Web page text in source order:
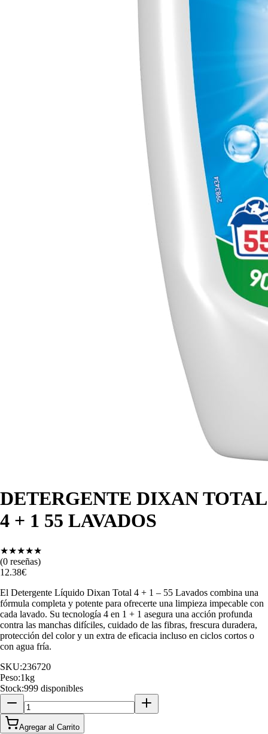
DETERGENTE DIXAN TOTAL
4 + 1 55 LAVADOS
★★★★★
(0 reseñas)
12.38€
El Detergente Líquido Dixan Total 4 + 1 – 55 Lavados combina una
fórmula completa y potente para ofrecerte una limpieza impecable con
cada lavado. Su tecnología 4 en 1 + 1 asegura una acción profunda
contra las manchas difíciles, cuidado de las fibras, frescura duradera,
protección del color y un extra de eficacia incluso en ciclos cortos o
con agua fría.
SKU:236720
Peso:1kg
Stock:999 disponibles
Agregar al Carrito